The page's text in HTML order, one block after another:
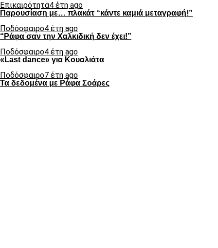
Επικαιρότητα4 έτη ago
Παρουσίαση με… πλακάτ “κάντε καμιά μεταγραφή!”
Ποδόσφαιρο4 έτη ago
“Ράφα σαν την Χαλκιδική δεν έχει!”
Ποδόσφαιρο4 έτη ago
«Last dance» για Κουαλιάτα
Ποδόσφαιρο7 έτη ago
Τα δεδομένα με Ράφα Σοάρες